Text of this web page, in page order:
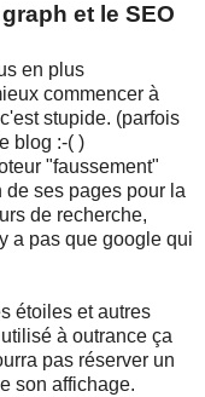
et le SEO
en plus
commencer à
stupide. (parfois
blog :-( )
"faussement"
ses pages pour la
de recherche,
a pas que google qui
étoiles et autres
à outrance ça
pas réserver un
son affichage.